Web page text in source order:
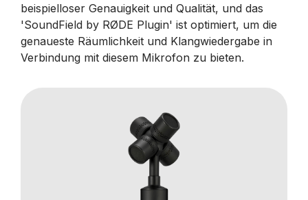
beispielloser Genauigkeit und Qualität, und das
'SoundField by RØDE Plugin' ist optimiert, um die
genaueste Räumlichkeit und Klangwiedergabe in
Verbindung mit diesem Mikrofon zu bieten.